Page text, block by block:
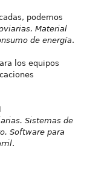
podemos
Material
de energía.
los equipos
Sistemas de
Software para
.